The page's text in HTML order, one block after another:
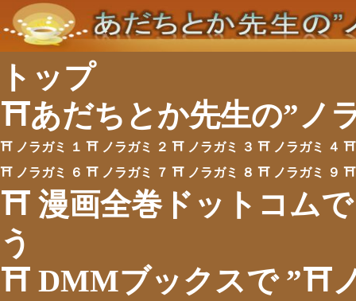
トップ
⛩あだちとか先生の”ノ
⛩ ノラガミ １ ⛩ ノラガミ ２ ⛩ ノラガミ ３ ⛩ ノラガミ ４ ⛩
⛩ ノラガミ ６ ⛩ ノラガミ ７ ⛩ ノラガミ ８ ⛩ ノラガミ ９ ⛩
⛩ 漫画全巻ドットコム
う
⛩ DMMブックスで ”⛩